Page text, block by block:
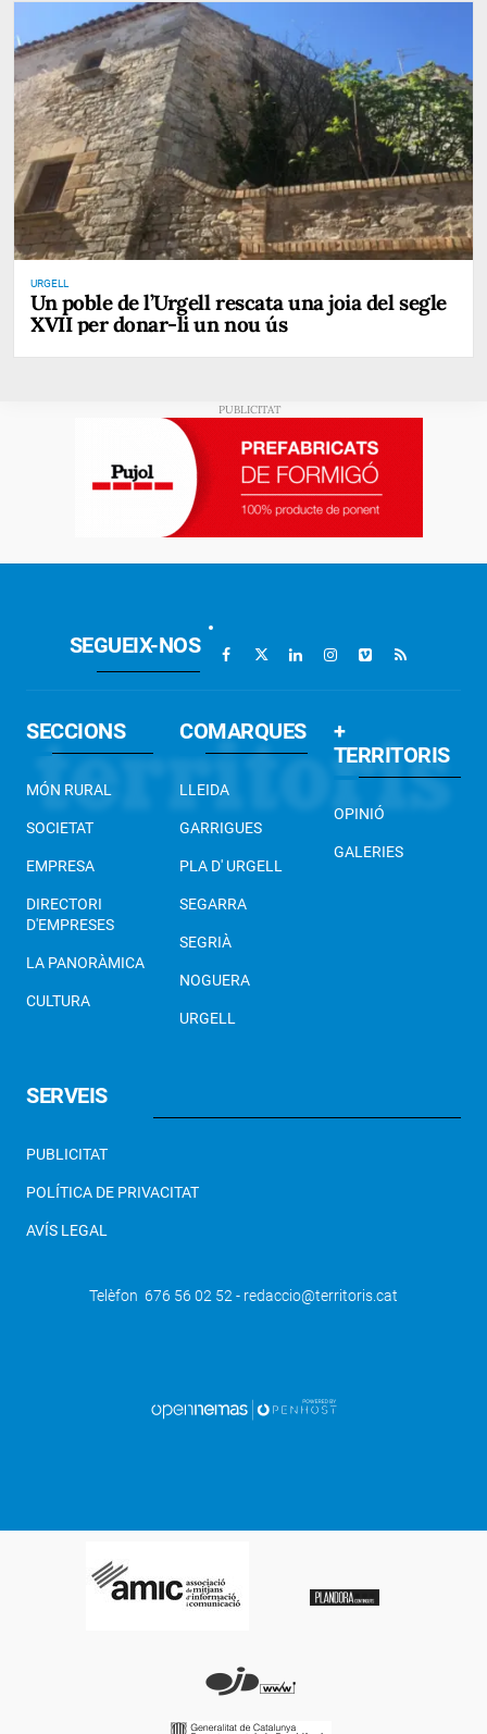
URGELL
Un poble de l’Urgell rescata una joia del segle
XVII per donar-li un nou ús
L’Ajuntament de Tàrrega presenta la
tercera edició dels seus pressupostos
participatius
SEGUEIX-NOS
SECCIONS
MÓN RURAL
SOCIETAT
EMPRESA
DIRECTORI
D'EMPRESES
LA PANORÀMICA
CULTURA
COMARQUES
LLEIDA
GARRIGUES
PLA D' URGELL
SEGARRA
SEGRIÀ
NOGUERA
URGELL
+
TERRITORIS
OPINIÓ
GALERIES
SERVEIS
PUBLICITAT
POLÍTICA DE PRIVACITAT
AVÍS LEGAL
Telèfon 676 56 02 52 - redaccio@territoris.cat